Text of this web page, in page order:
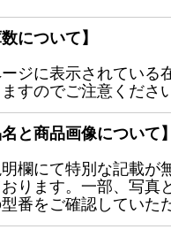
数について】
ジに表示されている
すのでご注意くださ
名と商品画像について】
欄にて特別な記載が
ります。一部、写真
番をご確認していた